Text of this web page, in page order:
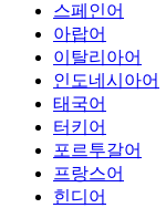
스페인어
아랍어
이탈리아어
인도네시아어
태국어
터키어
포르투갈어
프랑스어
힌디어